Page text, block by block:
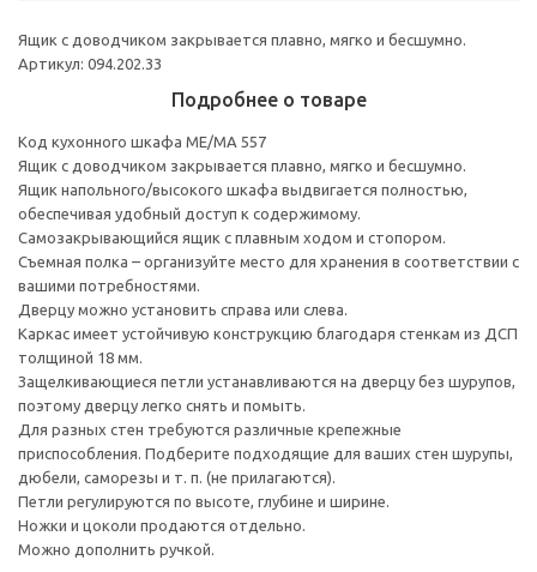
Ящик с доводчиком закрывается плавно, мягко и бесшумно.
Артикул: 094.202.33
Подробнее о товаре
Код кухонного шкафа ME/MA 557
Ящик с доводчиком закрывается плавно, мягко и бесшумно.
Ящик напольного/высокого шкафа выдвигается полностью,
обеспечивая удобный доступ к содержимому.
Cамозакрывающийся ящик с плавным ходом и стопором.
Съемная полка – организуйте место для хранения в соответствии с
вашими потребностями.
Дверцу можно установить справа или слева.
Каркас имеет устойчивую конструкцию благодаря стенкам из ДСП
толщиной 18 мм.
Защелкивающиеся петли устанавливаются на дверцу без шурупов,
поэтому дверцу легко снять и помыть.
Для разных стен требуются различные крепежные
приспособления. Подберите подходящие для ваших стен шурупы,
дюбели, саморезы и т. п. (не прилагаются).
Петли регулируются по высоте, глубине и ширине.
Ножки и цоколи продаются отдельно.
Можно дополнить ручкой.